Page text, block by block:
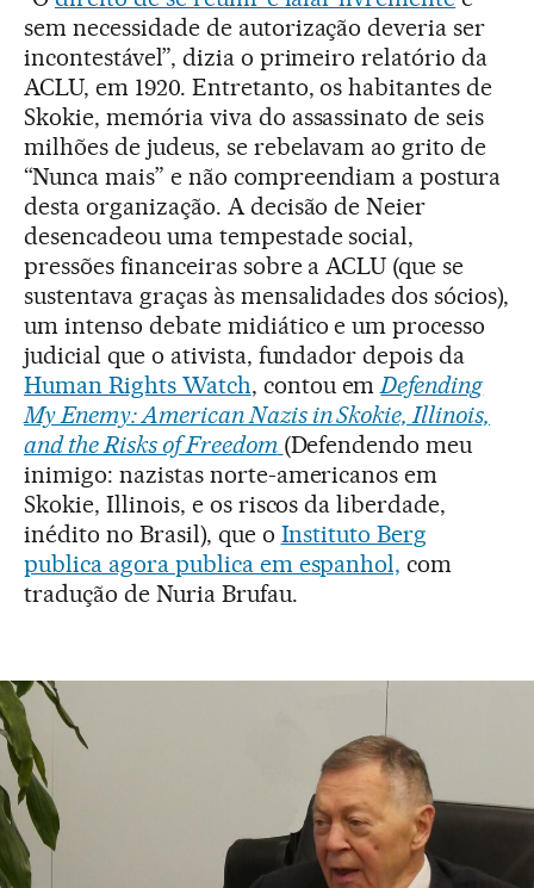
sem necessidade de autorização deveria ser
incontestável”, dizia o primeiro relatório da
ACLU, em 1920. Entretanto, os habitantes de
Skokie, memória viva do assassinato de seis
milhões de judeus, se rebelavam ao grito de
“Nunca mais” e não compreendiam a postura
desta organização. A decisão de Neier
desencadeou uma tempestade social,
pressões financeiras sobre a ACLU (que se
sustentava graças às mensalidades dos sócios),
um intenso debate midiático e um processo
judicial que o ativista, fundador depois da
Human Rights Watch, contou emDefending
My Enemy: American Nazis in Skokie, Illinois,
and the Risks of Freedom (Defendendo meu
inimigo: nazistas norte-americanos em
Skokie, Illinois, e os riscos da liberdade,
inédito no Brasil), que o Instituto Berg
publica agora publica em espanhol, com
tradução de Nuria Brufau.